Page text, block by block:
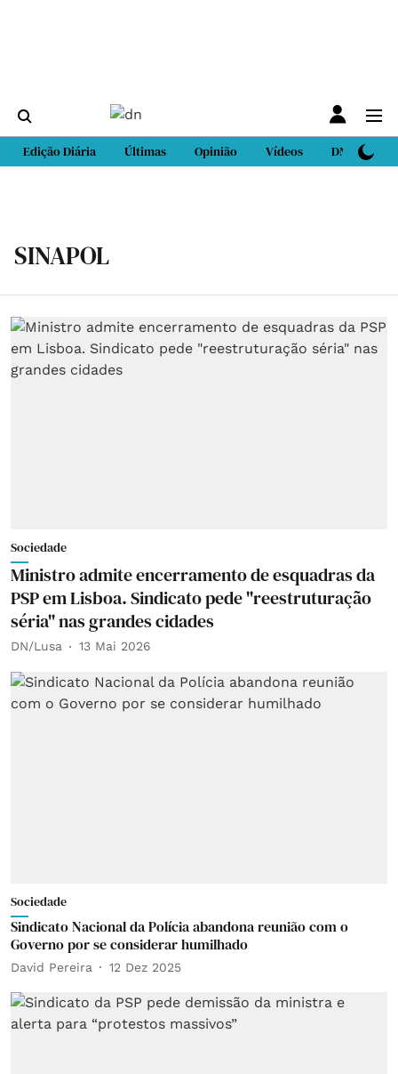
Edição Diária Últimas Opinião Vídeos DN Sport
SINAPOL
Sociedade
Ministro admite encerramento de esquadras da
PSP em Lisboa. Sindicato pede "reestruturação
séria" nas grandes cidades
DN/Lusa 13 Mai 2026
Sociedade
Sindicato Nacional da Polícia abandona reunião com o
Governo por se considerar humilhado
David Pereira 12 Dez 2025